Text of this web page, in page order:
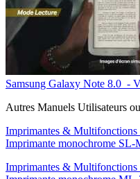
Samsung Galaxy Note 8.0 -
Autres Manuels Utilisateurs
Imprimantes & Multifonctions
Imprimante monochrome
Imprimantes & Multifonctions